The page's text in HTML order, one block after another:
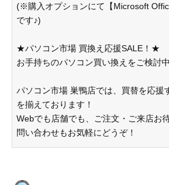
(※購入オプションにて【Microsoft
です♪)
★パソコン市場 買換え応援SALE！★
お手持ちのパソコン買い換えをご検討
パソコン市場 巣鴨店では、買替を応援
を揃えております！
Webでも店舗でも、ご注文・ご来店お
問い合わせもお気軽にどうぞ！